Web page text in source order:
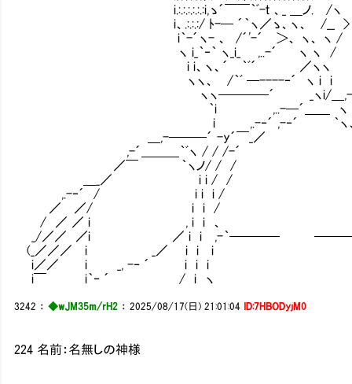
i.:.:.:.:.:.:i,ゝ´￣￣｀ﾞ-ｔ 、_ ＿ノ. /ヽ
i、.:.:.:/ ﾄ-─ ´｀ヽ／ゝ、ヽ、 /__ >
i｀-´ヽ- 、 /´'-´ ＞、 ヽ、 ヽ /
ヽ i_｀‐｀ ヽ_i_ ,..-´ ヽ ヽ /
i i、ヽ、´ ｀ﾞ´ ／ヽヽ
ヽヽ、 /｀ﾞ ─----‐´ ヽ i i
ヽヽ────´ _ヽi/＿,--─
｀i ,..-─´＿＿ ヽ ,..-
i ,.-‐´ ,-‐´ ｀ヽ、´
＿,-───´ -y´￣_／ ヽ
,-´＿＿＿｀ﾞヽ / / /-´
／￣ ｀ヽノ/ / /
＿_／ i i / /
,.-‐´ / i i i /
／ ／/ i i /
/ ／ ／ i , i i 、
_/／／ ／i ／ i i ,-｀──── ───
(_／／／ i _／ i i i ヽ,
i／／ i _, -‐ ´ i i i
i￣ i｀‐ ´ / i ヽ
3242 ：◆wJM35m/rH2 ：2025/08/17(日) 21:01:04 ID:7HBODyjM0
224 名前：名無しの神様